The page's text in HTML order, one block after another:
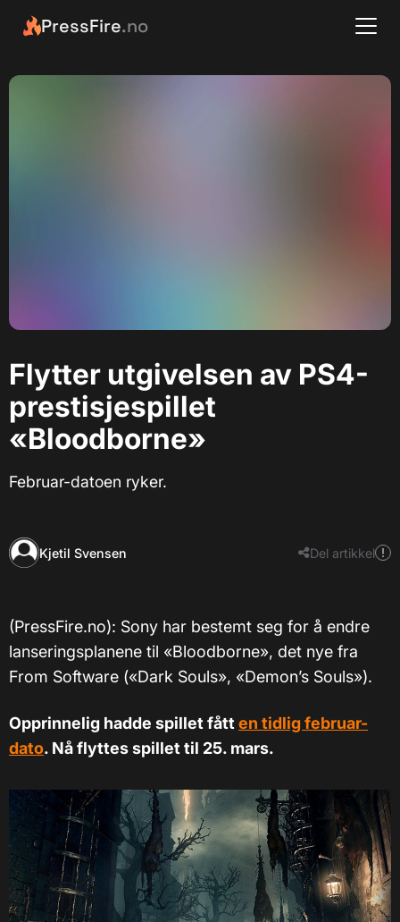
PressFire.no
Flytter utgivelsen av PS4-
prestisjespillet
«Bloodborne»
Februar-datoen ryker.
Kjetil Svensen Del artikkel
(PressFire.no): Sony har bestemt seg for å endre
lanseringsplanene til «Bloodborne», det nye fra
From Software («Dark Souls», «Demon’s Souls»).
Opprinnelig hadde spillet fåtten tidlig februar-
dato. Nå flyttes spillet til 25. mars.